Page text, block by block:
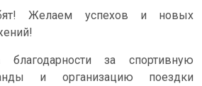
Желаем успехов и новых
за спортивную
и организацию поездки